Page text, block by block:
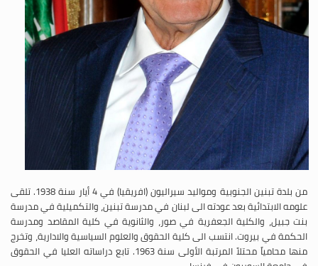
من بلدة تبنين الجنوبية ومواليد سيراليون (افريقيا) في 4 أيار سنة 1938. تلقى
علومه الابتدائية بعد عودته الى لبنان في مدرسة تبنين، والتكميلية في مدرسة
بنت جبيل، والكلية الجعفرية في صور، والثانوية في كلية المقاصد ومدرسة
الحكمة في بيروت. انتسب الى كلية الحقوق والعلوم السياسية والادارية، وتخرج
منها محامياً محتلاً المرتبة الأولى سنة 1963. تابع دراساته العليا في الحقوق